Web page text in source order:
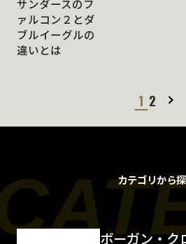
サンダースのフ
ァルコン２とダ
ブルイーグルの
違いとは
1 2
カテゴリから
ボーガン・ク